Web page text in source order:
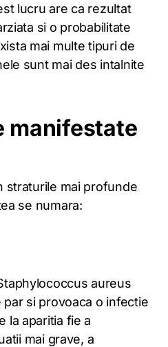
lucru are ca rezultat
si o probabilitate
mai multe tipuri de
sunt mai des intalnite
manifestate
straturile mai profunde
se numara:
aureus
si provoaca o infectie
la aparitia fie a
mai grave, a